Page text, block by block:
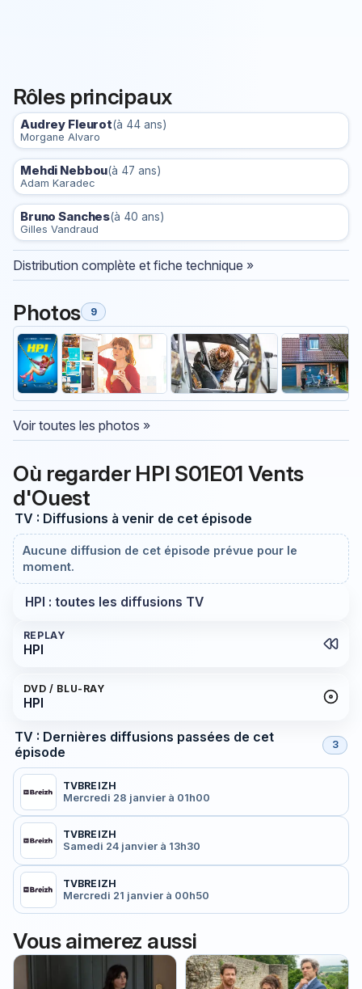
Rôles principaux
Audrey Fleurot(à 44 ans)
Morgane Alvaro
Mehdi Nebbou(à 47 ans)
Adam Karadec
Bruno Sanches(à 40 ans)
Gilles Vandraud
Distribution complète et fiche technique »
Photos 9
Voir toutes les photos »
Où regarder HPI S01E01 Vents
d'Ouest
TV : Diffusions à venir de cet épisode
Aucune diffusion de cet épisode prévue pour le
moment.
HPI : toutes les diffusions TV
REPLAY
HPI
DVD / BLU-RAY
HPI
TV : Dernières diffusions passées de cet
épisode
3
TVBREIZH
Mercredi 28 janvier à 01h00
TVBREIZH
Samedi 24 janvier à 13h30
TVBREIZH
Mercredi 21 janvier à 00h50
Vous aimerez aussi